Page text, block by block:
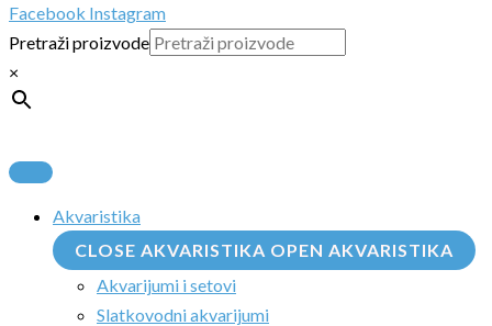
Facebook Instagram
Pretraži proizvode
×
Akvaristika
CLOSE AKVARISTIKA OPEN AKVARISTIKA
Akvarijumi i setovi
Slatkovodni akvarijumi